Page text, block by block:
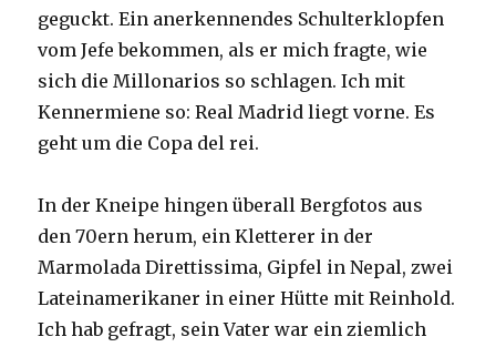
geguckt. Ein anerkennendes Schulterklopfen
vom Jefe bekommen, als er mich fragte, wie
sich die Millonarios so schlagen. Ich mit
Kennermiene so: Real Madrid liegt vorne. Es
geht um die Copa del rei.
In der Kneipe hingen überall Bergfotos aus
den 70ern herum, ein Kletterer in der
Marmolada Direttissima, Gipfel in Nepal, zwei
Lateinamerikaner in einer Hütte mit Reinhold.
Ich hab gefragt, sein Vater war ein ziemlich